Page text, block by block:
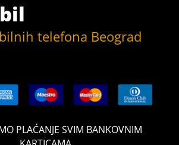
telefona Beograd
PLAĆANJE SVIM BANKOVNIM